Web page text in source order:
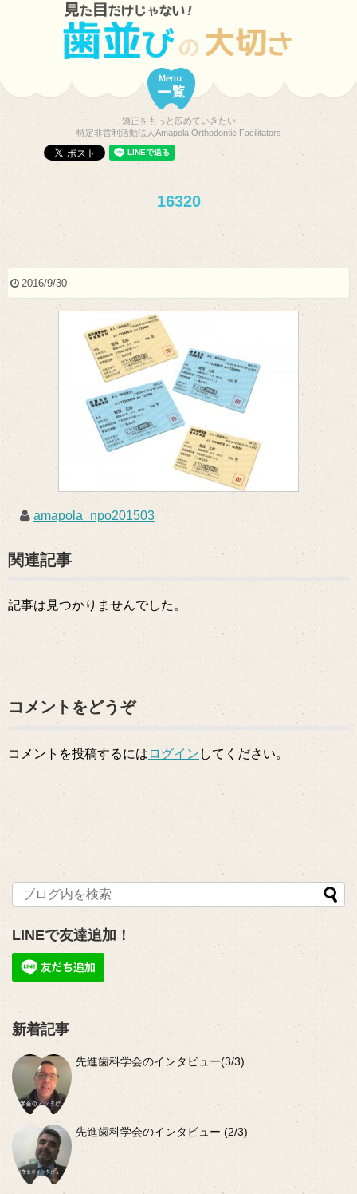
矯正をもっと広めていきたい
特定非営利活動法人Amapola Orthodontic Facilitators
16320
2016/9/30
amapola_npo201503
関連記事
記事は見つかりませんでした。
コメントをどうぞ
コメントを投稿するには ログイン してください。
LINEで友達追加！
新着記事
先進歯科学会のインタビュー(3/3)
先進歯科学会のインタビュー (2/3)